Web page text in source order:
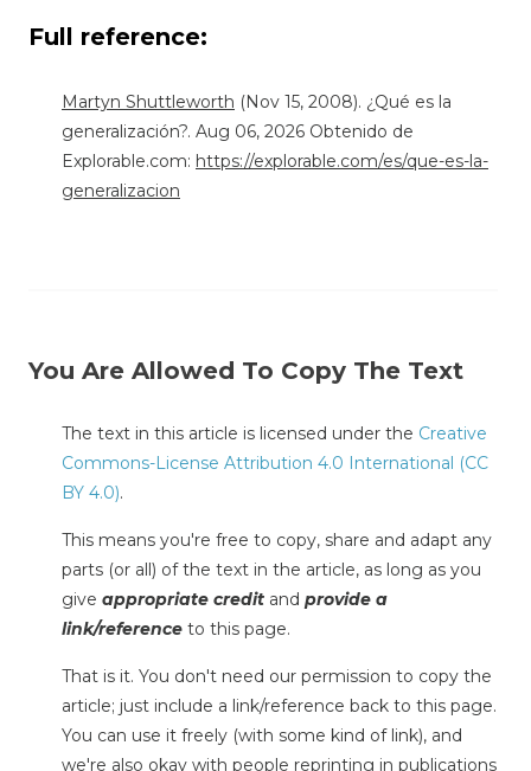
Full reference:
Martyn Shuttleworth (Nov 15, 2008). ¿Qué es la
generalización?. Aug 06, 2026 Obtenido de
Explorable.com: https://explorable.com/es/que-es-la-
generalizacion
You Are Allowed To Copy The Text
The text in this article is licensed under the Creative
Commons-License Attribution 4.0 International (CC
BY 4.0).
This means you're free to copy, share and adapt any
parts (or all) of the text in the article, as long as you
give appropriate credit and provide a
link/reference to this page.
That is it. You don't need our permission to copy the
article; just include a link/reference back to this page.
You can use it freely (with some kind of link), and
we're also okay with people reprinting in publications